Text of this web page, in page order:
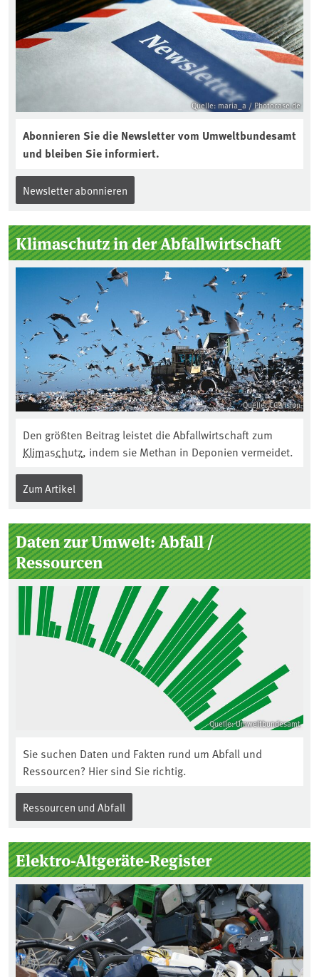
Quelle: maria_a / Photocase.de
Abonnieren Sie die Newsletter vom Umweltbundesamt
und bleiben Sie informiert.
Newsletter abonnieren
Klimaschutz in der Abfallwirtschaft
Quelle: CC Vision
Den größten Beitrag leistet die Abfallwirtschaft zum
Klimaschutz, indem sie Methan in Deponien vermeidet.
Zum Artikel
Daten zur Umwelt: Abfall /
Ressourcen
Quelle: Umweltbundesamt
Sie suchen Daten und Fakten rund um Abfall und
Ressourcen? Hier sind Sie richtig.
Ressourcen und Abfall
Elektro-Altgeräte-Register